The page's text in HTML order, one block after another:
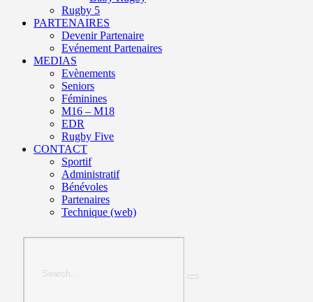
Rugby 5
PARTENAIRES
Devenir Partenaire
Evénement Partenaires
MEDIAS
Evènements
Seniors
Féminines
M16 – M18
EDR
Rugby Five
CONTACT
Sportif
Administratif
Bénévoles
Partenaires
Technique (web)